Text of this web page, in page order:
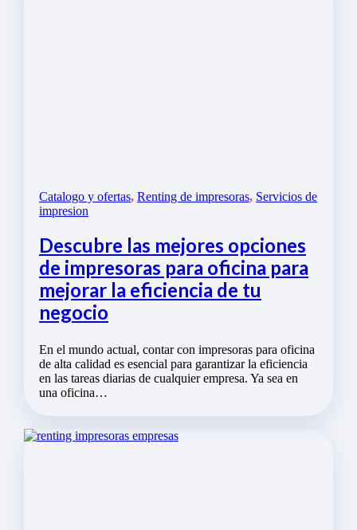
Catalogo y ofertas,Renting de impresoras, Servicios de
impresion
Descubre las mejores opciones
de impresoras para oficina para
mejorar la eficiencia de tu
negocio
En el mundo actual, contar con impresoras para oficina
de alta calidad es esencial para garantizar la eficiencia
en las tareas diarias de cualquier empresa. Ya sea en
una oficina…